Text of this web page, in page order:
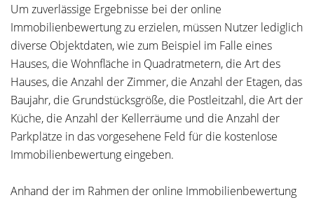
Um zuverlässige Ergebnisse bei der online
Immobilienbewertung zu erzielen, müssen Nutzer lediglich
diverse Objektdaten, wie zum Beispiel im Falle eines
Hauses, die Wohnfläche in Quadratmetern, die Art des
Hauses, die Anzahl der Zimmer, die Anzahl der Etagen, das
Baujahr, die Grundstücksgröße, die Postleitzahl, die Art der
Küche, die Anzahl der Kellerräume und die Anzahl der
Parkplätze in das vorgesehene Feld für die kostenlose
Immobilienbewertung eingeben.
Anhand der im Rahmen der online Immobilienbewertung